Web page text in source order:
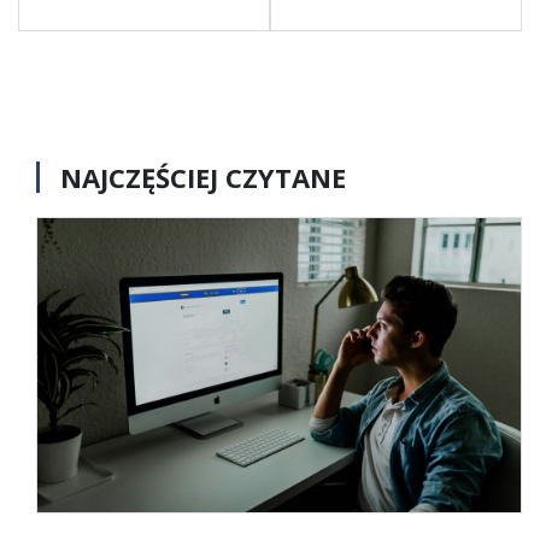
NAJCZĘŚCIEJ CZYTANE